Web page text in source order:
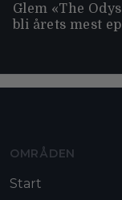
Glem «The
bli årets mest
OMRÅDEN
Start